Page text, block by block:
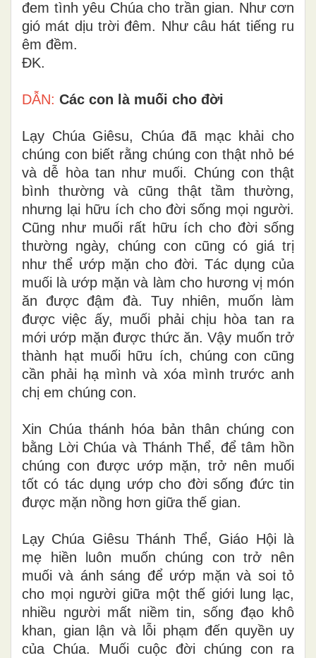
đem tình yêu Chúa cho trần gian. Như cơn
gió mát dịu trời đêm. Như câu hát tiếng ru
êm đềm.
ĐK.
DẪN: Các con là muối cho đời
Lạy Chúa Giêsu, Chúa đã mạc khải cho
chúng con biết rằng chúng con thật nhỏ bé
và dễ hòa tan như muối. Chúng con thật
bình thường và cũng thật tầm thường,
nhưng lại hữu ích cho đời sống mọi người.
Cũng như muối rất hữu ích cho đời sống
thường ngày, chúng con cũng có giá trị
như thể ướp mặn cho đời. Tác dụng của
muối là ướp mặn và làm cho hương vị món
ăn được đậm đà. Tuy nhiên, muốn làm
được việc ấy, muối phải chịu hòa tan ra
mới ướp mặn được thức ăn. Vậy muốn trở
thành hạt muối hữu ích, chúng con cũng
cần phải hạ mình và xóa mình trước anh
chị em chúng con.
Xin Chúa thánh hóa bản thân chúng con
bằng Lời Chúa và Thánh Thể, để tâm hồn
chúng con được ướp mặn, trở nên muối
tốt có tác dụng ướp cho đời sống đức tin
được mặn nồng hơn giữa thế gian.
Lạy Chúa Giêsu Thánh Thể, Giáo Hội là
mẹ hiền luôn muốn chúng con trở nên
muối và ánh sáng để ướp mặn và soi tỏ
cho mọi người giữa một thế giới lung lạc,
nhiều người mất niềm tin, sống đạo khô
khan, gian lận và lỗi phạm đến quyền uy
của Chúa. Muối cuộc đời chúng con ra